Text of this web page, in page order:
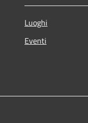
Luoghi
Eventi